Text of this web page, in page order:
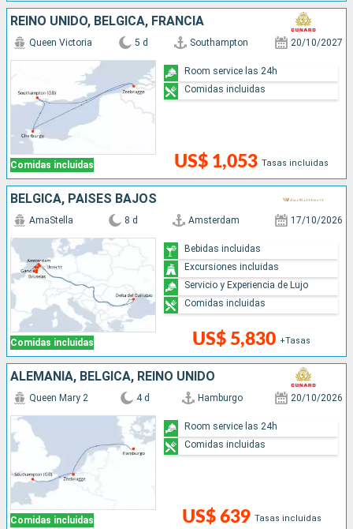
REINO UNIDO, BÉLGICA, FRANCIA
Comidas incluidas
Queen Victoria 5 d Southampton 20/10/2027
US$ 1,053 Tasas incluidas
Room service las 24h
Comidas incluidas
BÉLGICA, PAISES BAJOS
Comidas incluidas
AmaStella 8 d Amsterdam 17/10/2026
US$ 5,830 +Tasas
Bebidas incluidas
Excursiones incluidas
Servicio y Experiencia de Lujo
Comidas incluidas
ALEMANIA, BÉLGICA, REINO UNIDO
Comidas incluidas
Queen Mary 2 4 d Hamburgo 20/10/2026
US$ 639 Tasas incluidas
Room service las 24h
Comidas incluidas